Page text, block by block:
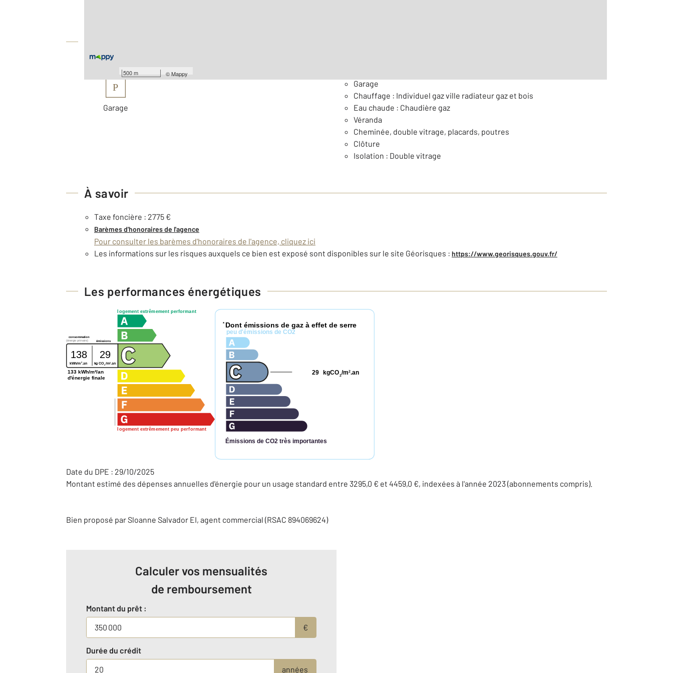
500 m ©Mappy
P
Garage
Garage
Chauffage : Individuel gaz ville radiateur gaz et bois
Eau chaude : Chaudière gaz
Véranda
Cheminée, double vitrage, placards, poutres
Clôture
Isolation : Double vitrage
À savoir
Taxe foncière : 2775 €
Barèmes d'honoraires de l'agence
Pour consulter les barèmes d'honoraires de l'agence, cliquez ici
Les informations sur les risques auxquels ce bien est exposé sont disponibles sur le site Géorisques : https://www.georisques.gouv.fr/
Les performances énergétiques
logement extrêmement performant
logement extrêmement peu performant
consommation
émissions
(énergie primaire)
138 29
kWh/m 2 .an kg CO2/m2 .an
133 kWh/m²/an
d'énergie finale
* Dont émissions de gaz à effet de serre
peu d'émissions de CO2
Émissions de CO2 très importantes
kgCO2/m2.an
29
Date du DPE : 29/10/2025
Montant estimé des dépenses annuelles d'énergie pour un usage standard entre 3295,0 € et 4459,0 €, indexées à l'année 2023 (abonnements compris).
Bien proposé parSloanne Salvador EI, agent commercial (RSAC 894069624)
Calculer vos mensualités
de remboursement
Montant du prêt :
€
Durée du crédit
années